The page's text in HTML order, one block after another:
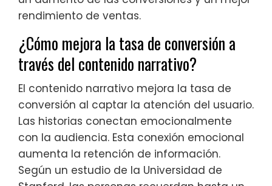
rendimiento de ventas.
¿Cómo mejora la tasa de conversión a
través del contenido narrativo?
El contenido narrativo mejora la tasa de
conversión al captar la atención del usuario.
Las historias conectan emocionalmente
con la audiencia. Esta conexión emocional
aumenta la retención de información.
Según un estudio de la Universidad de